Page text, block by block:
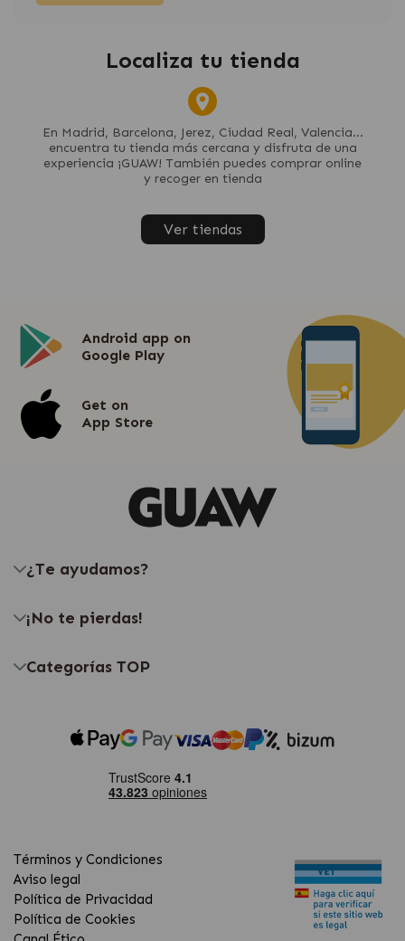
Localiza tu tienda
En Madrid, Barcelona, Jerez, Ciudad Real, Valencia...
encuentra tu tienda más cercana y disfruta de una
experiencia ¡GUAW! También puedes comprar online
y recoger en tienda
Ver tiendas
Android app on
Google Play
Get on
App Store
¿Te ayudamos?
¡No te pierdas!
Categorías TOP
Términos y Condiciones
Aviso legal
Política de Privacidad
Política de Cookies